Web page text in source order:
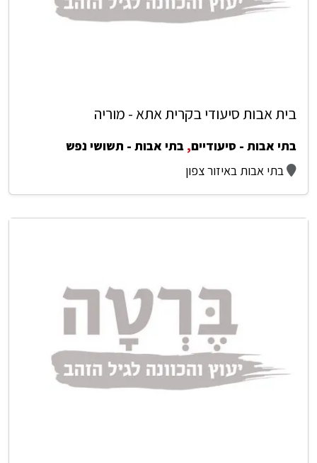
בית אבות סיעודי בקרית אתא - מוריה
בתי אבות - סיעודיים, בתי אבות - תשושי נפש
בתי אבות באיזור צפון